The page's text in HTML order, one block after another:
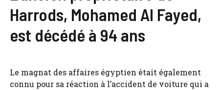
Harrods, Mohamed Al Fayed,
est décédé à 94 ans
Le magnat des affaires égyptien était également
connu pour sa réaction à l’accident de voiture qui a